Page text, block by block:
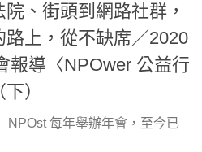
、街頭到網路社群，
路上，從不缺席／2020
報導〈NPOwer 公益行
）
NPOst 每年舉辦年會，至今已